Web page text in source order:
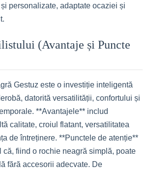
personalizate, adaptate ocaziei și
(Avantaje și Puncte
Gestuz este o investiție inteligentă
datorită versatilității, confortului și
**Avantajele** includ
calitate, croiul flatant, versatilitatea
de întreținere. **Punctele de atenție**
că, fiind o rochie neagră simplă, poate
fără accesorii adecvate. De